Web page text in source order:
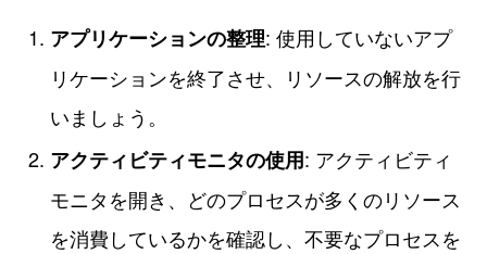
アプリケーションの整理: 使用していないアプ
リケーションを終了させ、リソースの解放を行
いましょう。
アクティビティモニタの使用: アクティビティ
モニタを開き、どのプロセスが多くのリソース
を消費しているかを確認し、不要なプロセスを